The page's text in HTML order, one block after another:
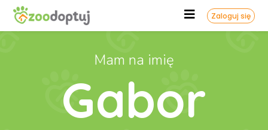
Zaloguj się
Mam na imię
Gabor